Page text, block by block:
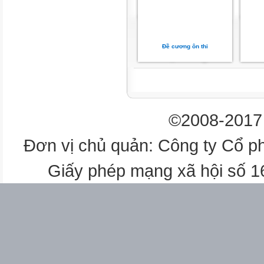





Đề cương ôn thi
©2008-
Đơn vị chủ quản: Công ty Cổ
Giấy phép mạng xã hội số